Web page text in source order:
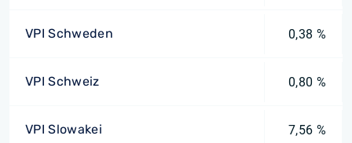
VPI Schweden 0,38 %
VPI Schweiz 0,80 %
VPI Slowakei 7,56 %